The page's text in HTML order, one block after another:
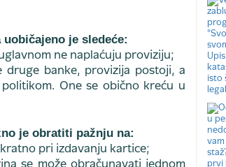
je sledeće:
ne naplaćuju proviziju;
banke, provizija postoji, a
One se obično kreću u
je obratiti pažnju na:
pri izdavanju kartice;